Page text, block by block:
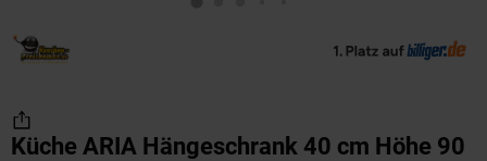
Küche ARIA Hängeschrank 40 cm Höhe 90